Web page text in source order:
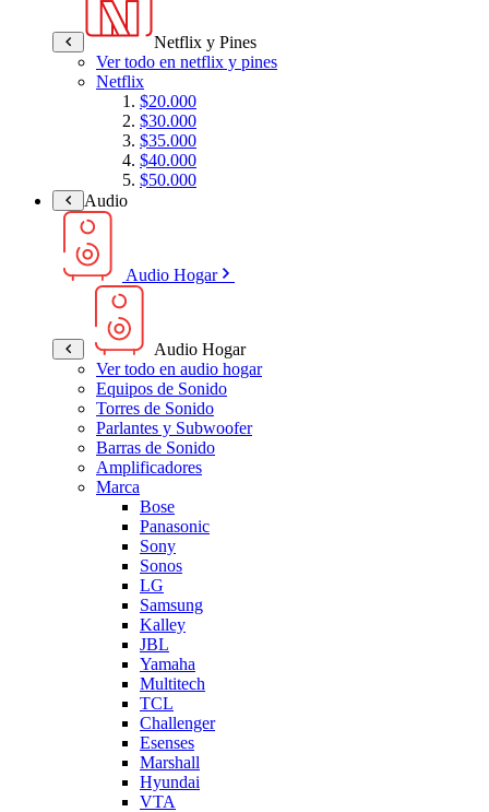
Netflix y Pines
Ver todo en netflix y pines
Netflix
$20.000
$30.000
$35.000
$40.000
$50.000
Audio
Audio Hogar
Audio Hogar
Ver todo en audio hogar
Equipos de Sonido
Torres de Sonido
Parlantes y Subwoofer
Barras de Sonido
Amplificadores
Marca
Bose
Panasonic
Sony
Sonos
LG
Samsung
Kalley
JBL
Yamaha
Multitech
TCL
Challenger
Esenses
Marshall
Hyundai
VTA